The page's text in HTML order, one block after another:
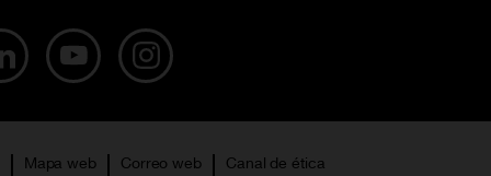
Mapa web Correo web Canal de ética